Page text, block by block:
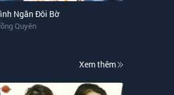
Ngăn Đôi Bờ
Quyên
Xem thêm